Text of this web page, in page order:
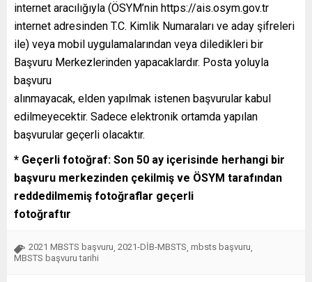
internet aracılığıyla (ÖSYM’nin https://ais.osym.gov.tr
internet adresinden T.C. Kimlik Numaraları ve aday şifreleri
ile) veya mobil uygulamalarından veya diledikleri bir
Başvuru Merkezlerinden yapacaklardır. Posta yoluyla
başvuru
alınmayacak, elden yapılmak istenen başvurular kabul
edilmeyecektir. Sadece elektronik ortamda yapılan
başvurular geçerli olacaktır.
* Geçerli fotoğraf: Son 50 ay içerisinde herhangi bir
başvuru merkezinden çekilmiş ve ÖSYM tarafından
reddedilmemiş fotoğraflar geçerli
fotoğraftır
2021 MBSTS başvuru 2021-DİB-MBSTS mbsts başvuru
MBSTS başvuru tarihi